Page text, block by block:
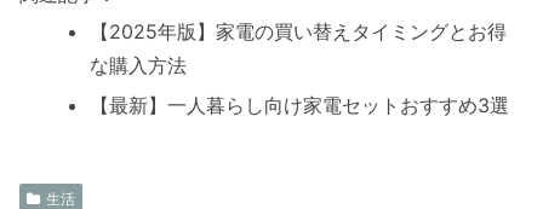
【2025年版】家電の買い替えタイミングとお得
な購入方法
【最新】一人暮らし向け家電セットおすすめ3選
生活